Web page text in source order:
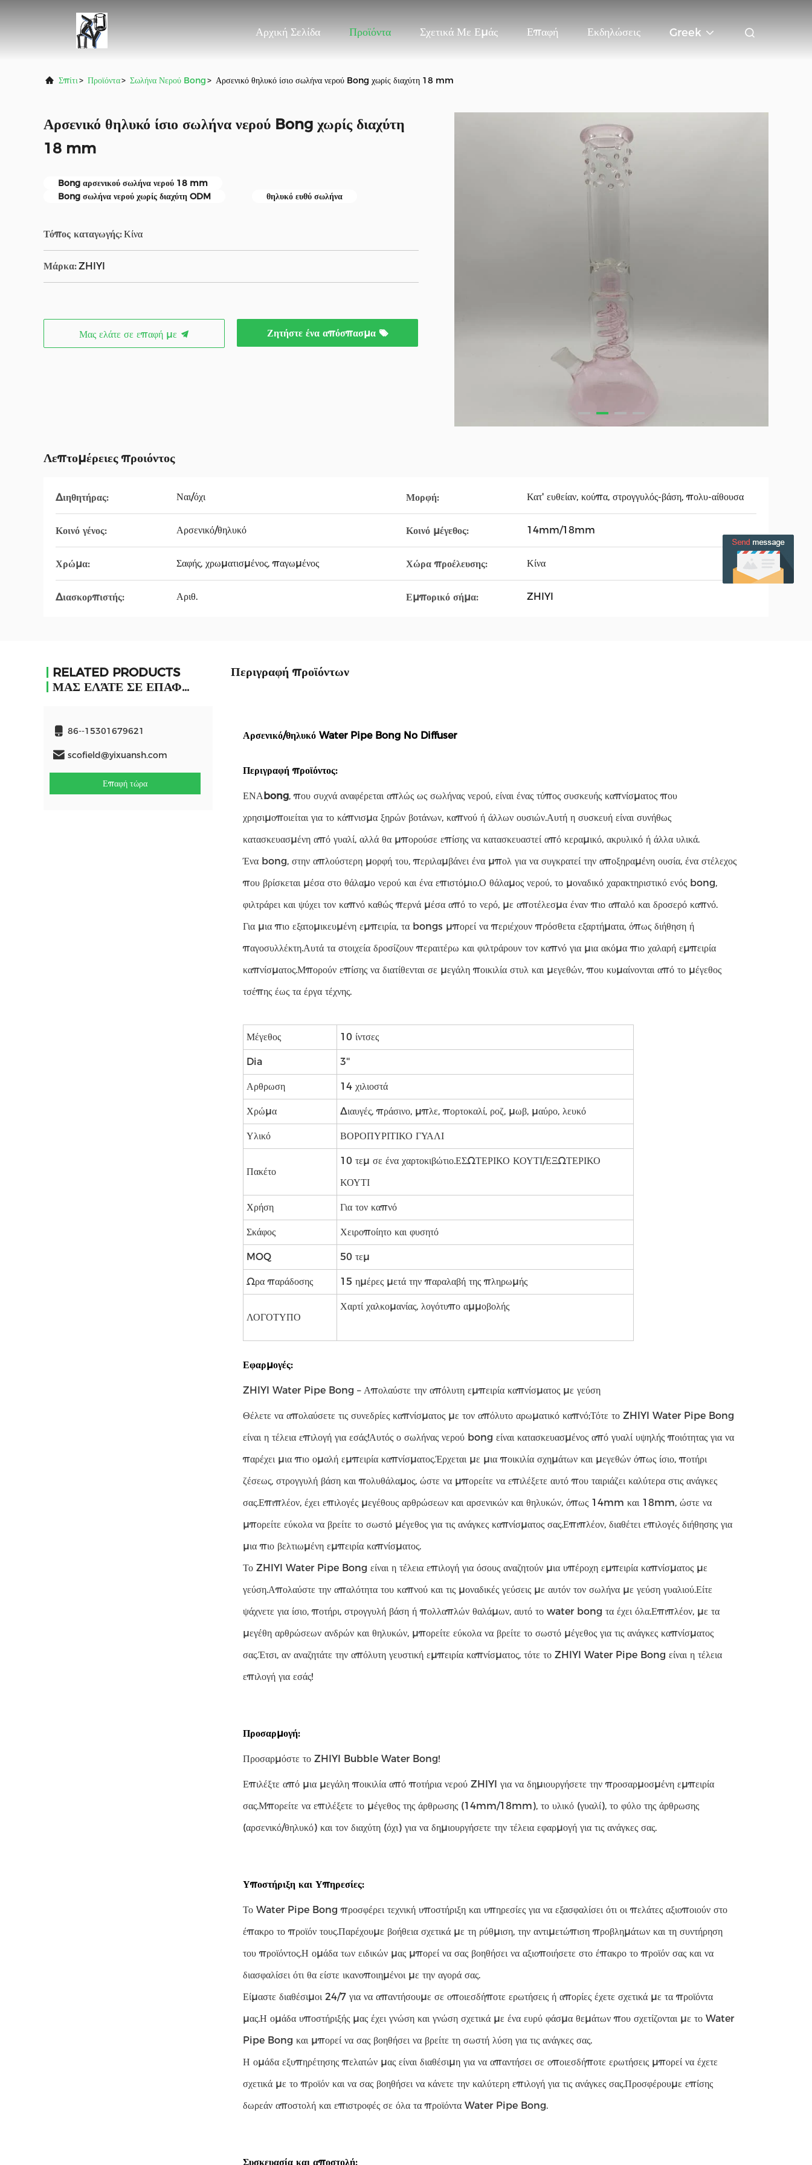
Αρχική Σελίδα Προϊόντα Σχετικά Με Εμάς Επαφή Εκδηλώσεις Greek
Σπίτι> Προϊόντα> Σωλήνα Νερού Bong> Αρσενικό θηλυκό ίσιο σωλήνα νερού Bong χωρίς διαχύτη 18 mm
Αρσενικό θηλυκό ίσιο σωλήνα νερού Bong χωρίς διαχύτη
18 mm
Bong αρσενικού σωλήνα νερού 18 mm
Bong σωλήνα νερού χωρίς διαχύτη ODM
θηλυκό ευθύ σωλήνα
Τόπος καταγωγής: Κίνα
Μάρκα: ZHIYI
Μας ελάτε σε επαφή με Ζητήστε ένα απόσπασμα
Λεπτομέρειες προιόντος
Διηθητήρας: Ναι/όχι Μορφή: Κατ' ευθείαν, κούπα, στρογγυλός-βάση, πολυ-αίθουσα
Κοινό γένος: Αρσενικό/θηλυκό Κοινό μέγεθος: 14mm/18mm
Χρώμα: Σαφής, χρωματισμένος, παγωμένος Χώρα προέλευσης: Κίνα
Διασκορπιστής: Αριθ. Εμπορικό σήμα: ZHIYI
RELATED PRODUCTS
ΜΑΣ ΕΛΆΤΕ ΣΕ ΕΠΑΦΉ ΜΕ
86--15301679621
scofield@yixuansh.com
Επαφή τώρα
Περιγραφή προϊόντων
Αρσενικό/θηλυκό Water Pipe Bong No Diffuser
Περιγραφή προϊόντος:
ΕΝΑbong, που συχνά αναφέρεται απλώς ως σωλήνας νερού, είναι ένας τύπος συσκευής καπνίσματος που
χρησιμοποιείται για το κάπνισμα ξηρών βοτάνων, καπνού ή άλλων ουσιών.Αυτή η συσκευή είναι συνήθως
κατασκευασμένη από γυαλί, αλλά θα μπορούσε επίσης να κατασκευαστεί από κεραμικό, ακρυλικό ή άλλα υλικά.
Ένα bong, στην απλούστερη μορφή του, περιλαμβάνει ένα μπολ για να συγκρατεί την αποξηραμένη ουσία, ένα στέλεχος
που βρίσκεται μέσα στο θάλαμο νερού και ένα επιστόμιο.Ο θάλαμος νερού, το μοναδικό χαρακτηριστικό ενός bong,
φιλτράρει και ψύχει τον καπνό καθώς περνά μέσα από το νερό, με αποτέλεσμα έναν πιο απαλό και δροσερό καπνό.
Για μια πιο εξατομικευμένη εμπειρία, τα bongs μπορεί να περιέχουν πρόσθετα εξαρτήματα, όπως διήθηση ή
παγοσυλλέκτη.Αυτά τα στοιχεία δροσίζουν περαιτέρω και φιλτράρουν τον καπνό για μια ακόμα πιο χαλαρή εμπειρία
καπνίσματος.Μπορούν επίσης να διατίθενται σε μεγάλη ποικιλία στυλ και μεγεθών, που κυμαίνονται από το μέγεθος
τσέπης έως τα έργα τέχνης.
Μέγεθος 10 ίντσες
Dia 3''
Αρθρωση 14 χιλιοστά
Χρώμα Διαυγές, πράσινο, μπλε, πορτοκαλί, ροζ, μωβ, μαύρο, λευκό
Υλικό ΒΟΡΟΠΥΡΙΤΙΚΟ ΓΥΑΛΙ
Πακέτο
10 τεμ σε ένα χαρτοκιβώτιο.ΕΣΩΤΕΡΙΚΟ ΚΟΥΤΙ/ΕΞΩΤΕΡΙΚΟ
ΚΟΥΤΙ
Χρήση Για τον καπνό
Σκάφος Χειροποίητο και φυσητό
MOQ 50 τεμ
Ωρα παράδοσης 15 ημέρες μετά την παραλαβή της πληρωμής
ΛΟΓΟΤΥΠΟ
Χαρτί χαλκομανίας, λογότυπο αμμοβολής
Εφαρμογές:
ZHIYI Water Pipe Bong – Απολαύστε την απόλυτη εμπειρία καπνίσματος με γεύση
Θέλετε να απολαύσετε τις συνεδρίες καπνίσματος με τον απόλυτο αρωματικό καπνό;Τότε το ZHIYI Water Pipe Bong
είναι η τέλεια επιλογή για εσάς!Αυτός ο σωλήνας νερού bong είναι κατασκευασμένος από γυαλί υψηλής ποιότητας για να
παρέχει μια πιο ομαλή εμπειρία καπνίσματος.Έρχεται με μια ποικιλία σχημάτων και μεγεθών όπως ίσιο, ποτήρι
ζέσεως, στρογγυλή βάση και πολυθάλαμος, ώστε να μπορείτε να επιλέξετε αυτό που ταιριάζει καλύτερα στις ανάγκες
σας.Επιπλέον, έχει επιλογές μεγέθους αρθρώσεων και αρσενικών και θηλυκών, όπως 14mm και 18mm, ώστε να
μπορείτε εύκολα να βρείτε το σωστό μέγεθος για τις ανάγκες καπνίσματος σας.Επιπλέον, διαθέτει επιλογές διήθησης για
μια πιο βελτιωμένη εμπειρία καπνίσματος.
Το ZHIYI Water Pipe Bong είναι η τέλεια επιλογή για όσους αναζητούν μια υπέροχη εμπειρία καπνίσματος με
γεύση.Απολαύστε την απαλότητα του καπνού και τις μοναδικές γεύσεις με αυτόν τον σωλήνα με γεύση γυαλιού.Είτε
ψάχνετε για ίσιο, ποτήρι, στρογγυλή βάση ή πολλαπλών θαλάμων, αυτό το water bong τα έχει όλα.Επιπλέον, με τα
μεγέθη αρθρώσεων ανδρών και θηλυκών, μπορείτε εύκολα να βρείτε το σωστό μέγεθος για τις ανάγκες καπνίσματος
σας.Έτσι, αν αναζητάτε την απόλυτη γευστική εμπειρία καπνίσματος, τότε το ZHIYI Water Pipe Bong είναι η τέλεια
επιλογή για εσάς!
Προσαρμογή:
Προσαρμόστε το ZHIYI Bubble Water Bong!
Επιλέξτε από μια μεγάλη ποικιλία από ποτήρια νερού ZHIYI για να δημιουργήσετε την προσαρμοσμένη εμπειρία
σας.Μπορείτε να επιλέξετε το μέγεθος της άρθρωσης (14mm/18mm), το υλικό (γυαλί), το φύλο της άρθρωσης
(αρσενικό/θηλυκό) και τον διαχύτη (όχι) για να δημιουργήσετε την τέλεια εφαρμογή για τις ανάγκες σας.
Υποστήριξη και Υπηρεσίες:
Το Water Pipe Bong προσφέρει τεχνική υποστήριξη και υπηρεσίες για να εξασφαλίσει ότι οι πελάτες αξιοποιούν στο
έπακρο το προϊόν τους.Παρέχουμε βοήθεια σχετικά με τη ρύθμιση, την αντιμετώπιση προβλημάτων και τη συντήρηση
του προϊόντος.Η ομάδα των ειδικών μας μπορεί να σας βοηθήσει να αξιοποιήσετε στο έπακρο το προϊόν σας και να
διασφαλίσει ότι θα είστε ικανοποιημένοι με την αγορά σας.
Είμαστε διαθέσιμοι 24/7 για να απαντήσουμε σε οποιεσδήποτε ερωτήσεις ή απορίες έχετε σχετικά με τα προϊόντα
μας.Η ομάδα υποστήριξής μας έχει γνώση και γνώση σχετικά με ένα ευρύ φάσμα θεμάτων που σχετίζονται με το Water
Pipe Bong και μπορεί να σας βοηθήσει να βρείτε τη σωστή λύση για τις ανάγκες σας.
Η ομάδα εξυπηρέτησης πελατών μας είναι διαθέσιμη για να απαντήσει σε οποιεσδήποτε ερωτήσεις μπορεί να έχετε
σχετικά με το προϊόν και να σας βοηθήσει να κάνετε την καλύτερη επιλογή για τις ανάγκες σας.Προσφέρουμε επίσης
δωρεάν αποστολή και επιστροφές σε όλα τα προϊόντα Water Pipe Bong.
Συσκευασία και αποστολή: